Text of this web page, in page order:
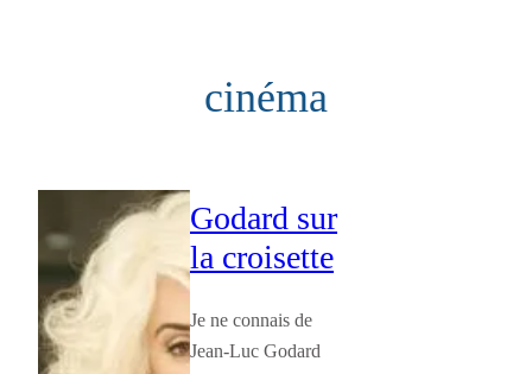
cinéma
Godard sur
la croisette
Je ne connais de
Jean-Luc Godard